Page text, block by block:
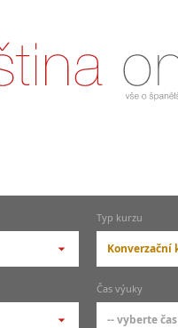
Typ kurzu
Konverzační
-- vyberte
Čas výuky
-- vyberte